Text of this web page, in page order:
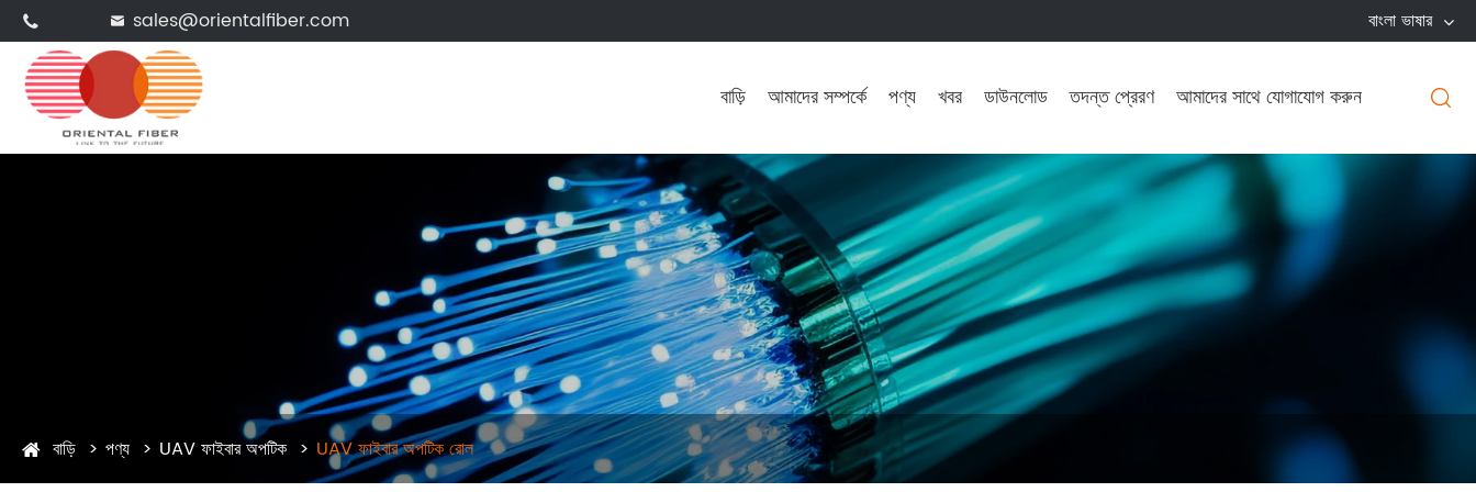
  sales@orientalfiber.com বাংলা ভাষার
বাড়ি আমাদের সম্পর্কে পণ্য খবর ডাউনলোড তদন্ত প্রেরণ আমাদের সাথে যোগাযোগ করুন 
বাড়ি পণ্য UAV ফাইবার অপটিক UAV ফাইবার অপটিক রোল